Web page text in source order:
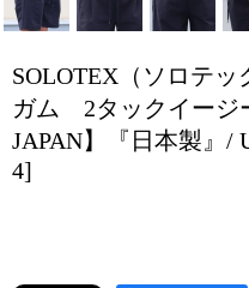
SOLOTEX（ソロテ
ガム 2タックイージ
JAPAN】『日本製』/
4]